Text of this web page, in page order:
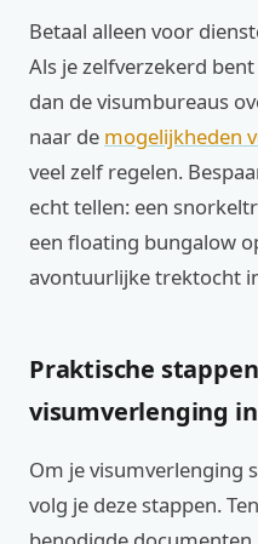
Betaal alleen voor
Als je zelfverzekerd
dan de visumbureaus
naar de mogelijkheden
veel zelf regelen.
echt tellen: een
een floating bungalow
avontuurlijke trektocht
Praktische
visumverlenging
Om je visumverlenging
volg je deze stappen.